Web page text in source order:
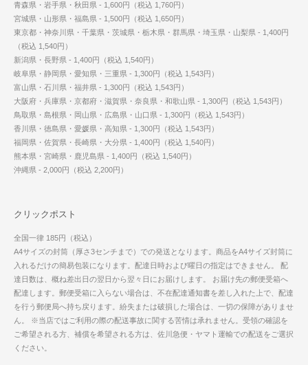
青森県・岩手県・秋田県 - 1,600円（税込 1,760円）
宮城県・山形県・福島県 - 1,500円（税込 1,650円）
東京都・神奈川県・千葉県・茨城県・栃木県・群馬県・埼玉県・山梨県 - 1,400円
（税込 1,540円）
新潟県・長野県 - 1,400円（税込 1,540円）
岐阜県・静岡県・愛知県・三重県 - 1,300円（税込 1,543円）
富山県・石川県・福井県 - 1,300円（税込 1,543円）
大阪府・兵庫県・京都府・滋賀県・奈良県・和歌山県 - 1,300円（税込 1,543円）
鳥取県・島根県・岡山県・広島県・山口県 - 1,300円（税込 1,543円）
香川県・徳島県・愛媛県・高知県 - 1,300円（税込 1,543円）
福岡県・佐賀県・長崎県・大分県 - 1,400円（税込 1,540円）
熊本県・宮崎県・鹿児島県 - 1,400円（税込 1,540円）
沖縄県 - 2,000円（税込 2,200円）
クリックポスト
全国一律 185円（税込）
A4サイズの封筒（厚さ3センチまで）での発送となります。商品をA4サイズ封筒に
入れるだけの簡易包装になります。配達日時および曜日の指定はできません。 配
達日数は、概ね差出日の翌日から翌々日にお届けします。 お届け先の郵便受箱へ
配達します。郵便受箱に入らない場合は、不在配達通知書を差し入れた上で、配達
を行う郵便局へ持ち戻ります。紛失または破損した場合は、一切の保障がありませ
ん。 ※当店ではご利用の際の配送事故に関する苦情は承れません。受領の確認を
ご希望される方、補償を希望される方は、佐川急便・ヤマト運輸での配送をご選択
ください。